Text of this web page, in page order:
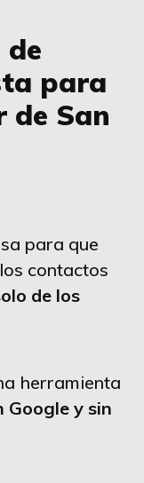
de
para
de San
para que
contactos
de los
herramienta
Google y sin